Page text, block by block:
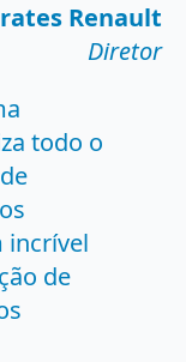
Renault
Diretor
todo o
incrível
de